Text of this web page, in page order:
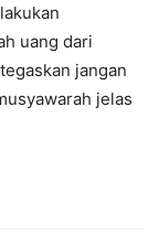
uang dari
jangan
jelas